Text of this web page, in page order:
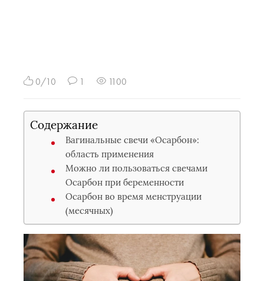
0/10 1 1100
Содержание
Вагинальные свечи «Осарбон»:
область применения
Можно ли пользоваться свечами
Осарбон при беременности
Осарбон во время менструации
(месячных)